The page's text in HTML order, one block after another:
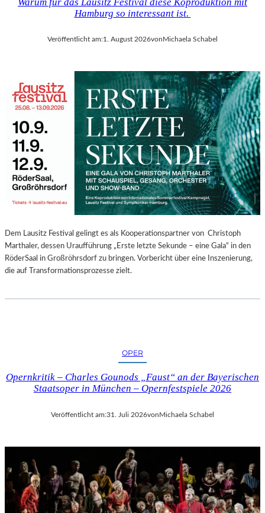
Hamburg so interessant ist.
Veröffentlicht am:1. August 2026von Michaela Schabel
Dem Lausitz Festival gelingt es als Kooperationspartner von Christoph
Marthaler, dessen Uraufführung „Erste letzte Sekunde – eine Gala“ in den
RöderSaal in Großröhrsdorf zu bringen. Vorbericht über eine Inszenierung,
die auf Transformationsprozesse zielt.
OPER
Opernkritik – Charles Gounods „Faust“ an der Bayerischen
Staatsoper in München – Opernfestspiele 2026
Veröffentlicht am:31. Juli 2026vonMichaela Schabel